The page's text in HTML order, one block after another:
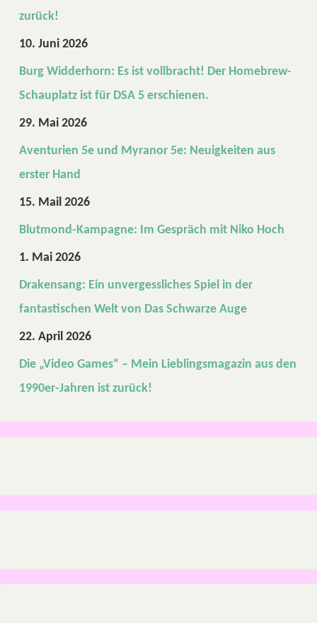
zurück!
10. Juni 2026
Burg Widderhorn: Es ist vollbracht! Der Homebrew-
Schauplatz ist für DSA 5 erschienen.
29. Mai 2026
Aventurien 5e und Myranor 5e: Neuigkeiten aus
erster Hand
15. Mail 2026
Blutmond-Kampagne: Im Gespräch mit Niko Hoch
1. Mai 2026
Drakensang: Ein unvergessliches Spiel in der
fantastischen Welt von Das Schwarze Auge
22. April 2026
Die „Video Games“ – Mein Lieblingsmagazin aus den
1990er-Jahren ist zurück!